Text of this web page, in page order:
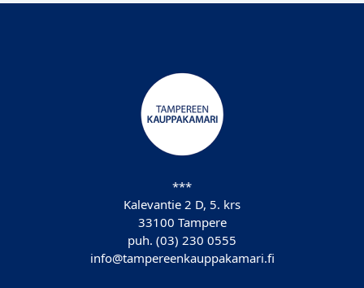
***
Kalevantie 2 D, 5. krs
33100 Tampere
puh. (03) 230 0555
info@tampereenkauppakamari.fi